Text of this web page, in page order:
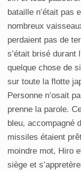
bataille n’était pas
nombreux
perdaient pas de
s’était brisé durant
quelque chose de
sur toute la flotte
Personne n’osait
prenne la parole.
bleu, accompagné
missiles étaient
moindre mot, Hiro
siège et